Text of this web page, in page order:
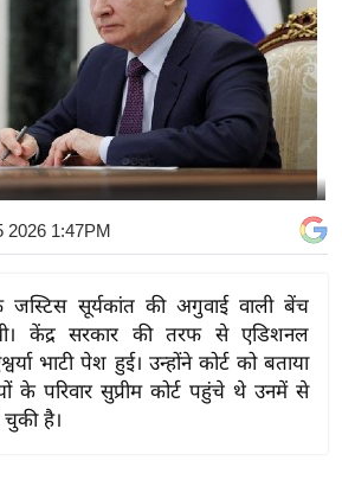
2026 1:47PM
जस्टिस सूर्यकांत की अगुवाई वाली बेंच
केंद्र सरकार की तरफ से एडिशनल
भाटी पेश हुई। उन्होंने कोर्ट को बताया
के परिवार सुप्रीम कोर्ट पहुंचे थे उनमें से
चुकी है।